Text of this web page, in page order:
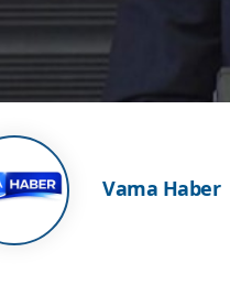
Vama Haber